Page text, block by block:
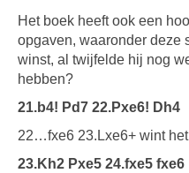
Het boek heeft ook een
opgaven, waaronder deze
winst, al twijfelde hij nog
hebben?
21.b4! Pd7 22.Pxe6! Dh4
22…fxe6 23.Lxe6+ wint
23.Kh2 Pxe5 24.fxe5 fxe6